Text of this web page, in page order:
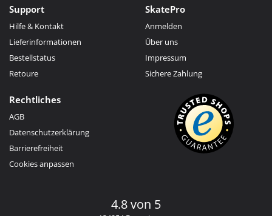
Support
Hilfe & Kontakt
Lieferinformationen
Bestellstatus
Retoure
SkatePro
Anmelden
Über uns
Impressum
Sichere Zahlung
Rechtliches
AGB
Datenschutzerklärung
Barrierefreiheit
Cookies anpassen
4.8 von 5